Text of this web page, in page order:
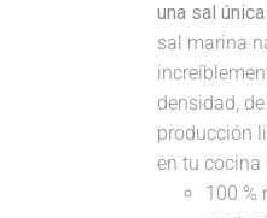
una sal
sal marina
densidad,
producción
en tu cocina
100 %